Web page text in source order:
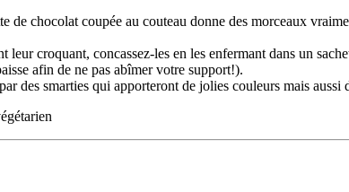
de chocolat coupée au couteau donne des morceaux
croquant, concassez-les en les enfermant dans un
afin de ne pas abîmer votre support!).
des smarties qui apporteront de jolies couleurs mais aussi